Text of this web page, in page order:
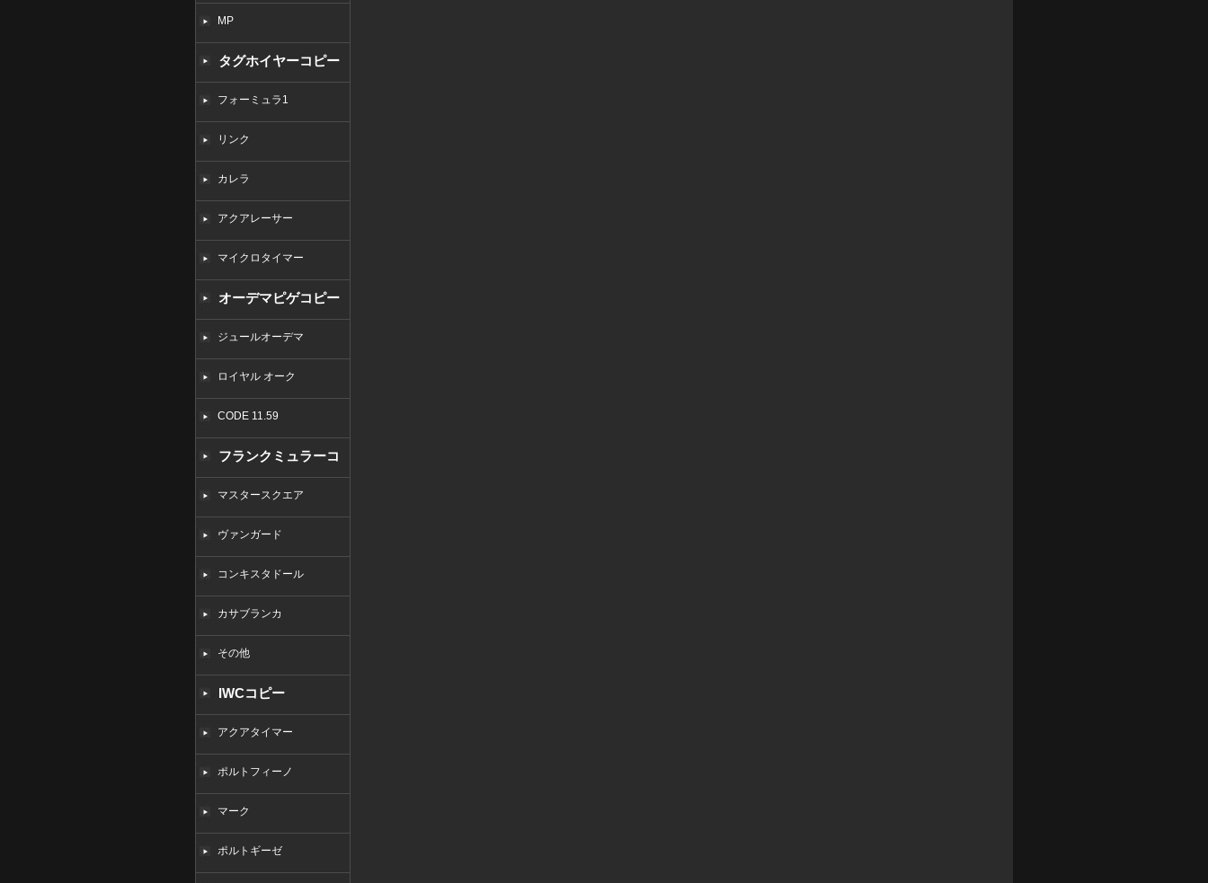
MP
タグホイヤーコピー
フォーミュラ1
リンク
カレラ
アクアレーサー
マイクロタイマー
オーデマピゲコピー
ジュールオーデマ
ロイヤル オーク
CODE 11.59
フランクミュラーコ
ピーマスタースクエア
ヴァンガード
コンキスタドール
カサブランカ
その他
IWCコピー
アクアタイマー
ポルトフィーノ
マーク
ポルトギーゼ